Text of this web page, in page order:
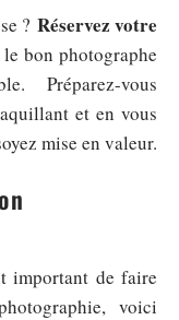
? Réservez votre
bon photographe
Préparez-vous
et en vous
mise en valeur.
important de faire
voici